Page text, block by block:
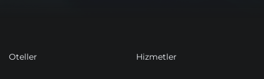
Oteller Hizmetler